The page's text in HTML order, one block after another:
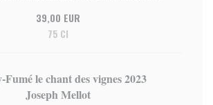
39,00 EUR
75 Cl
Fumé le chant des vignes 2023
Joseph Mellot